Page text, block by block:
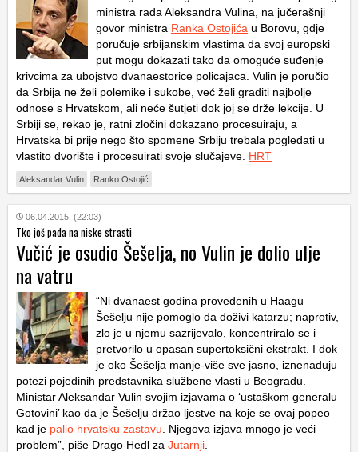
ministra rada Aleksandra Vulina, na jučerašnji
govor ministra Ranka Ostojića u Borovu, gdje
poručuje srbijanskim vlastima da svoj europski
put mogu dokazati tako da omoguće suđenje
krivcima za ubojstvo dvanaestorice policajaca. Vulin je poručio
da Srbija ne želi polemike i sukobe, već želi graditi najbolje
odnose s Hrvatskom, ali neće šutjeti dok joj se drže lekcije. U
Srbiji se, rekao je, ratni zločini dokazano procesuiraju, a
Hrvatska bi prije nego što spomene Srbiju trebala pogledati u
vlastito dvorište i procesuirati svoje slučajeve. HRT
Aleksandar Vulin Ranko Ostojić
06.04.2015. (22:03)
Tko još pada na niske strasti
Vučić je osudio Šešelja, no Vulin je dolio ulje
na vatru
“Ni dvanaest godina provedenih u Haagu
Šešelju nije pomoglo da doživi katarzu; naprotiv,
zlo je u njemu sazrijevalo, koncentriralo se i
pretvorilo u opasan supertoksični ekstrakt. I dok
je oko Šešelja manje-više sve jasno, iznenađuju
potezi pojedinih predstavnika službene vlasti u Beogradu.
Ministar Aleksandar Vulin svojim izjavama o ‘ustaškom generalu
Gotovini’ kao da je Šešelju držao ljestve na koje se ovaj popeo
kad je palio hrvatsku zastavu . Njegova izjava mnogo je veći
problem”, piše Drago Hedl za Jutarnji